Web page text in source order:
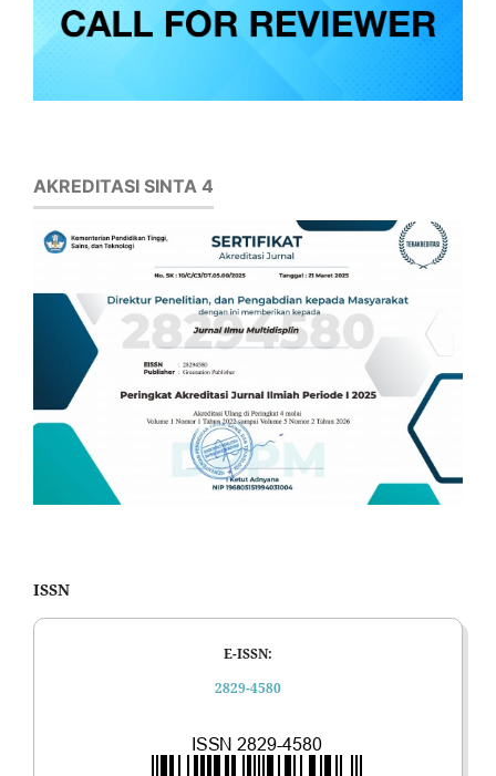
AKREDITASI SINTA 4
ISSN
E-ISSN:
2829-4580